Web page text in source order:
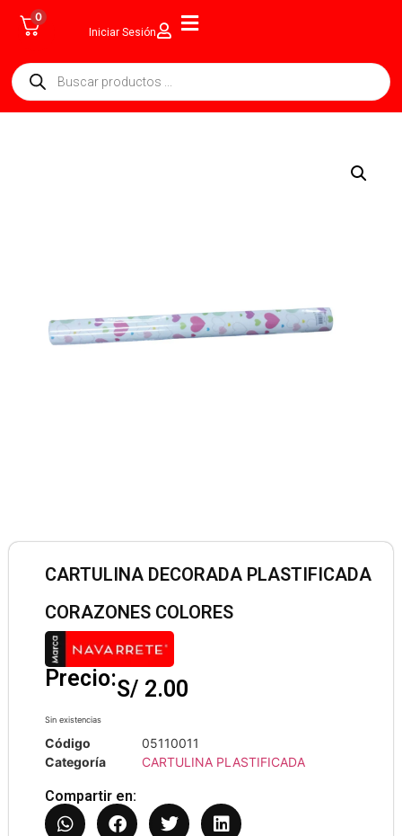
0
Iniciar Sesión
CARTULINA DECORADA PLASTIFICADA
CORAZONES COLORES
Precio:S/ 2.00
Sin existencias
Código
05110011
Categoría
CARTULINA PLASTIFICADA
Compartir en: